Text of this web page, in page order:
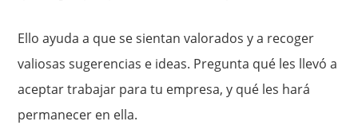
Ello ayuda a que se sientan valorados y a recoger
valiosas sugerencias e ideas. Pregunta qué les llevó a
aceptar trabajar para tu empresa, y qué les hará
permanecer en ella.